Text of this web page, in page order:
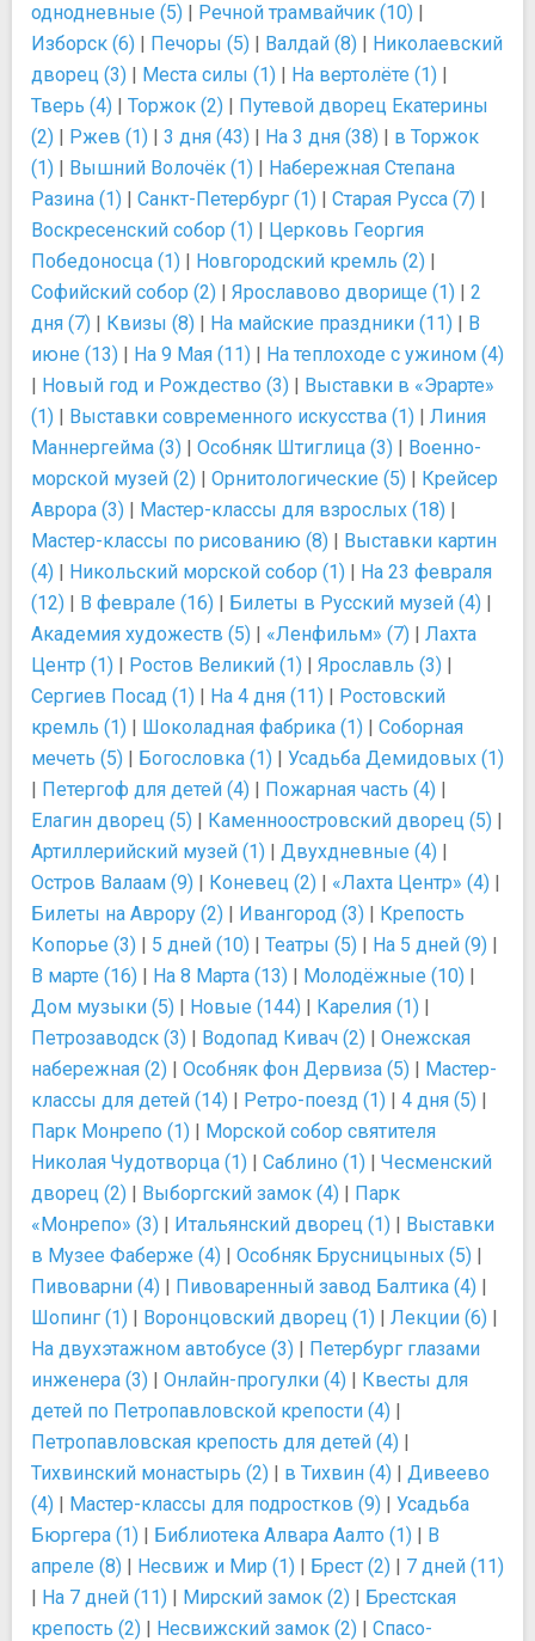
однодневные (5) | Речной трамвайчик (10) |
Изборск (6) | Печоры (5) | Валдай (8) | Николаевский
дворец (3) | Места силы (1) | На вертолёте (1) |
Тверь (4) | Торжок (2) | Путевой дворец Екатерины
(2) | Ржев (1) | 3 дня (43) | На 3 дня (38) | в Торжок
(1) | Вышний Волочёк (1) | Набережная Степана
Разина (1) | Санкт-Петербург (1) | Старая Русса (7) |
Воскресенский собор (1) | Церковь Георгия
Победоносца (1) | Новгородский кремль (2) |
Софийский собор (2) | Ярославово дворище (1) | 2
дня (7) | Квизы (8) | На майские праздники (11) | В
июне (13) | На 9 Мая (11) | На теплоходе с ужином (4)
| Новый год и Рождество (3) | Выставки в «Эрарте»
(1) | Выставки современного искусства (1) | Линия
Маннергейма (3) | Особняк Штиглица (3) | Военно-
морской музей (2) | Орнитологические (5) | Крейсер
Аврора (3) | Мастер-классы для взрослых (18) |
Мастер-классы по рисованию (8) | Выставки картин
(4) | Никольский морской собор (1) | На 23 февраля
(12) | В феврале (16) | Билеты в Русский музей (4) |
Академия художеств (5) | «Ленфильм» (7) | Лахта
Центр (1) | Ростов Великий (1) | Ярославль (3) |
Сергиев Посад (1) | На 4 дня (11) | Ростовский
кремль (1) | Шоколадная фабрика (1) | Соборная
мечеть (5) | Богословка (1) | Усадьба Демидовых (1)
| Петергоф для детей (4) | Пожарная часть (4) |
Елагин дворец (5) | Каменноостровский дворец (5) |
Артиллерийский музей (1) | Двухдневные (4) |
Остров Валаам (9) | Коневец (2) | «Лахта Центр» (4) |
Билеты на Аврору (2) | Ивангород (3) | Крепость
Копорье (3) | 5 дней (10) | Театры (5) | На 5 дней (9) |
В марте (16) | На 8 Марта (13) | Молодёжные (10) |
Дом музыки (5) | Новые (144) | Карелия (1) |
Петрозаводск (3) | Водопад Кивач (2) | Онежская
набережная (2) | Особняк фон Дервиза (5) | Мастер-
классы для детей (14) | Ретро-поезд (1) | 4 дня (5) |
Парк Монрепо (1) | Морской собор святителя
Николая Чудотворца (1) | Саблино (1) | Чесменский
дворец (2) | Выборгский замок (4) | Парк
«Монрепо» (3) | Итальянский дворец (1) | Выставки
в Музее Фаберже (4) | Особняк Брусницыных (5) |
Пивоварни (4) | Пивоваренный завод Балтика (4) |
Шопинг (1) | Воронцовский дворец (1) | Лекции (6) |
На двухэтажном автобусе (3) | Петербург глазами
инженера (3) | Онлайн-прогулки (4) | Квесты для
детей по Петропавловской крепости (4) |
Петропавловская крепость для детей (4) |
Тихвинский монастырь (2) | в Тихвин (4) | Дивеево
(4) | Мастер-классы для подростков (9) | Усадьба
Бюргера (1) | Библиотека Алвара Аалто (1) | В
апреле (8) | Несвиж и Мир (1) | Брест (2) | 7 дней (11)
| На 7 дней (11) | Мирский замок (2) | Брестская
крепость (2) | Несвижский замок (2) | Спасо-